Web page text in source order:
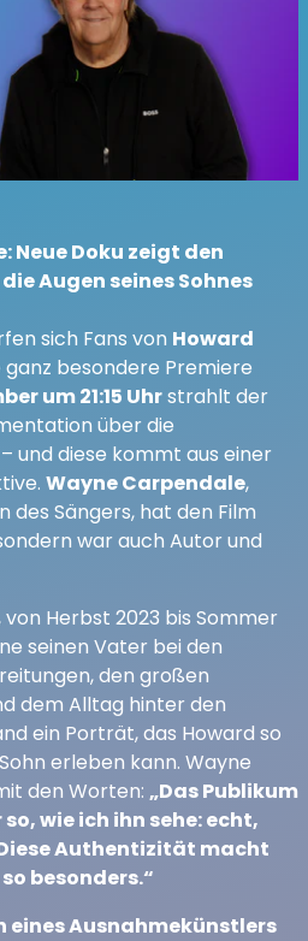
Neue Doku zeigt den
Augen seines Sohnes
sich Fans von Howard
ganz besondere Premiere
um 21:15 Uhrstrahlt der
über die
und diese kommt aus einer
Wayne Carpendale,
des Sängers, hat den Film
war auch Autor und
Herbst 2023 bis Sommer
seinen Vater bei den
den großen
dem Alltag hinter den
ein Porträt, das Howard so
erleben kann. Wayne
den Worten: „Das Publikum
wie ich ihn sehe: echt,
Authentizität macht
besonders.“
eines Ausnahmekünstlers